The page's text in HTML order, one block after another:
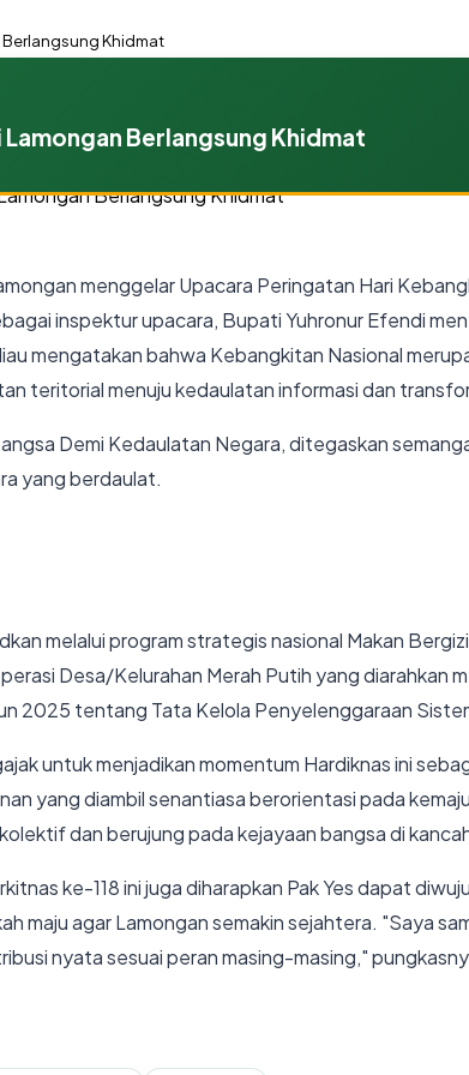
Khidmat
Berlangsung Khidmat
menggelar Upacara Peringatan Hari
inspektur upacara, Bupati Yuhronur Efendi
mengatakan bahwa Kebangkitan Nasional
teritorial menuju kedaulatan informasi dan
Demi Kedaulatan Negara, ditegaskan
yang berdaulat.
melalui program strategis nasional Makan
Desa/Kelurahan Merah Putih yang
2025 tentang Tata Kelola Penyelenggaraan
untuk menjadikan momentum Hardiknas ini
yang diambil senantiasa berorientasi pada
dan berujung pada kejayaan bangsa di
ke-118 ini juga diharapkan Pak Yes dapat
maju agar Lamongan semakin sejahtera. "Saya
nyata sesuai peran masing-masing,"